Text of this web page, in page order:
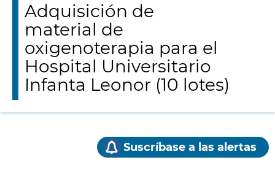
Adquisición de
material de
oxigenoterapia para el
Hospital Universitario
Infanta Leonor (10 lotes)
Suscríbase a las alertas